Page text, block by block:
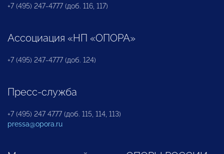
+7 (495) 247-4777 (доб. 116, 117)
Ассоциация «НП «ОПОРА»
+7 (495) 247-4777 (доб. 124)
Пресс-служба
+7 (495) 247 4777 (доб. 115, 114, 113)
pressa@opora.ru